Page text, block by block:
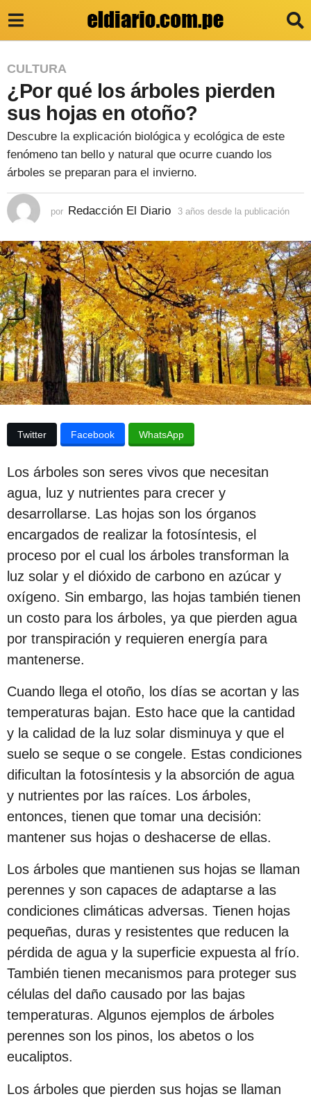
3
a
ñ
o
s
d
e
s
e
l
a
p
u
b
l
i
c
a
c
ó
a
d
s
d
e
l
a
p
u
b
c
c
i
CULTURA
¿Por qué los árboles pierden
sus hojas en otoño?
Descubre la explicación biológica y ecológica de este
fenómeno tan bello y natural que ocurre cuando los
árboles se preparan para el invierno.
por Redacción El Diario 3 años desde la publicación
o
s
d
e
s
d
e
l
a
p
u
b
Twitter Facebook WhatsApp
Los árboles son seres vivos que necesitan
agua, luz y nutrientes para crecer y
desarrollarse. Las hojas son los órganos
encargados de realizar la fotosíntesis, el
proceso por el cual los árboles transforman la
luz solar y el dióxido de carbono en azúcar y
oxígeno. Sin embargo, las hojas también tienen
un costo para los árboles, ya que pierden agua
por transpiración y requieren energía para
mantenerse.
Cuando llega el otoño, los días se acortan y las
temperaturas bajan. Esto hace que la cantidad
y la calidad de la luz solar disminuya y que el
suelo se seque o se congele. Estas condiciones
dificultan la fotosíntesis y la absorción de agua
y nutrientes por las raíces. Los árboles,
entonces, tienen que tomar una decisión:
mantener sus hojas o deshacerse de ellas.
Los árboles que mantienen sus hojas se llaman
perennes y son capaces de adaptarse a las
condiciones climáticas adversas. Tienen hojas
pequeñas, duras y resistentes que reducen la
pérdida de agua y la superficie expuesta al frío.
También tienen mecanismos para proteger sus
células del daño causado por las bajas
temperaturas. Algunos ejemplos de árboles
perennes son los pinos, los abetos o los
eucaliptos.
Los árboles que pierden sus hojas se llaman